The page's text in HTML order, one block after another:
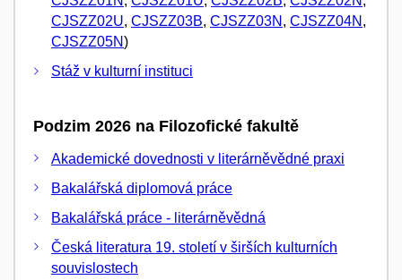
CJSZZ02U, CJSZZ03B, CJSZZ03N , CJSZZ04N ,
CJSZZ05N)
Stáž v kulturní instituci
Podzim 2026 na Filozofické fakultě
Akademické dovednosti v literárněvědné praxi
Bakalářská diplomová práce
Bakalářská práce - literárněvědná
Česká literatura 19. století v širších kulturních
souvislostech